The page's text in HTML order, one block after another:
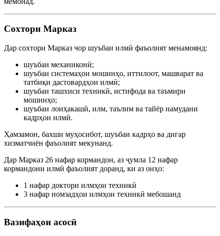
Сохтори Марказ
Дар сохтори Марказ чор шуъбаи илмӣ фаъолият менамоянд:
шуъбаи механиконӣ;
шуъбаи системаҳои мошинҳо, иттилоот, машварат ва
татбиқи дастовардҳои илмӣ;
шуъбаи ташхиси техникӣ, истифода ва таъмири
мошинҳо;
шуъбаи лоиҳакашӣ, илм, таълим ва тайёр намудани
кадрҳои илмӣ.
Ҳамзамон, бахши муҳосибот, шуъбаи кадрҳо ва дигар
хизматчиён фаъолият мекунанд.
Дар Марказ 26 нафар кормандон, аз ҷумла 12 нафар
кормандони илмӣ фаъолият доранд, ки аз онҳо:
1 нафар доктори илмҳои техникӣ
3 нафар номзадҳои илмҳои техникӣ мебошанд
Вазифаҳои асосӣ